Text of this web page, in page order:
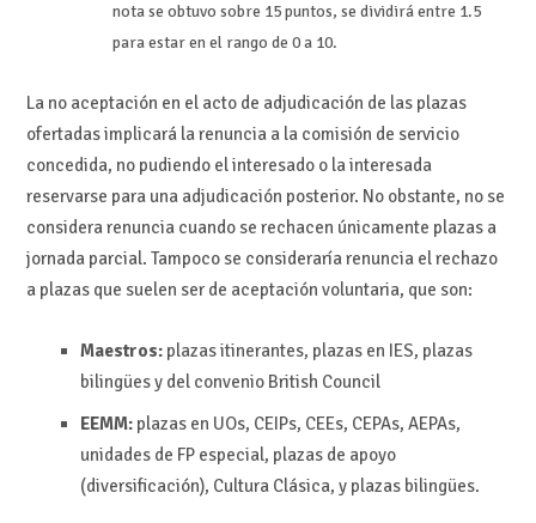
nota se obtuvo sobre 15 puntos, se dividirá entre 1.5
para estar en el rango de 0 a 10.
La no aceptación en el acto de adjudicación de las plazas
ofertadas implicará la renuncia a la comisión de servicio
concedida, no pudiendo el interesado o la interesada
reservarse para una adjudicación posterior. No obstante, no se
considera renuncia cuando se rechacen únicamente plazas a
jornada parcial. Tampoco se consideraría renuncia el rechazo
a plazas que suelen ser de aceptación voluntaria, que son:
Maestros:plazas itinerantes, plazas en IES, plazas
bilingües y del convenio British Council
EEMM:plazas en UOs, CEIPs, CEEs, CEPAs, AEPAs,
unidades de FP especial, plazas de apoyo
(diversificación), Cultura Clásica, y plazas bilingües.